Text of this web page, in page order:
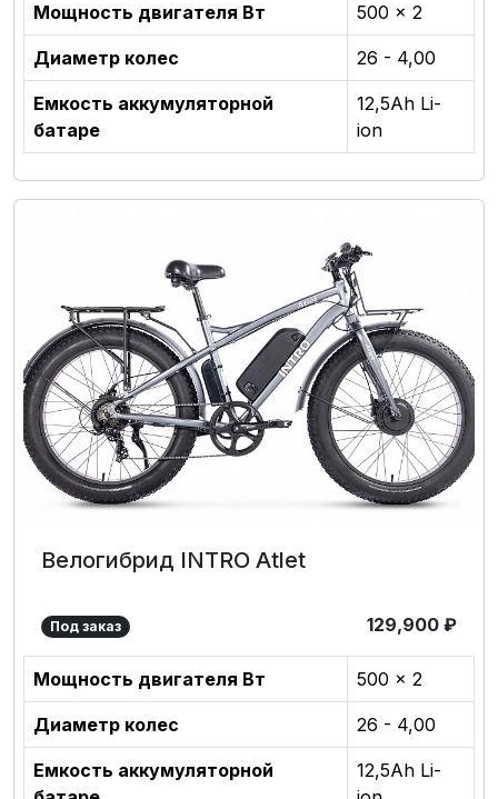
Мощность двигателя Вт 500 x 2
Диаметр колес 26 - 4,00
Емкость аккумуляторной
батаре
12,5Аh Li-
ion
Велогибрид INTRO Atlet
Под заказ 129,900 ₽
Мощность двигателя Вт 500 x 2
Диаметр колес 26 - 4,00
Емкость аккумуляторной
12,5Аh Li-